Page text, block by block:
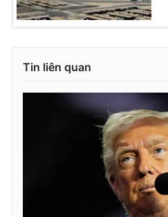
Thời báo VTV
Giấy phép hoạt động báo in và
cấp ngày 29/12/2023
Vũ Thanh Thủy
Nguyễn Thị Mỹ
024.38 355 931 -
Tin liên quan